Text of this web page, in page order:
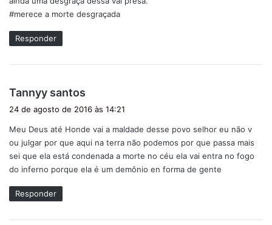
e
:
#merece a morte desgraçada
Responder
Tannyy santos
s
e
:
24 de agosto de 2016 às 14:21
Meu Deus até Honde vai a maldade desse povo selhor eu não v
ou julgar por que aqui na terra não podemos por que passa mais
sei que ela está condenada a morte no céu ela vai entra no fogo
do inferno porque ela é um demônio en forma de gente
Responder